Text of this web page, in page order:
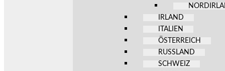
IRLAND
ITALIEN
ÖSTERREICH
RUSSLAND
SCHWEIZ